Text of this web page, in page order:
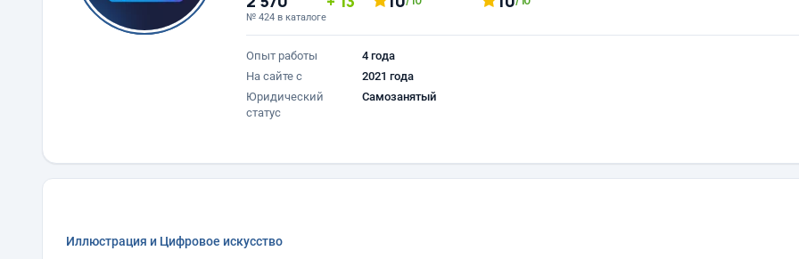
№ 424 в каталоге
Опыт работы
4 года
На сайте с
2021 года
Юридический
статус
Самозанятый
Иллюстрация и Цифровое искусство